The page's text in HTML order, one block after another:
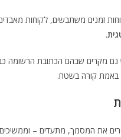
זמנים משתבשים, לקוחות
.
גם מקרים שבהם הכתובת הרשומה
באמת קורה בשטח.
את המסמך, מתעדים –